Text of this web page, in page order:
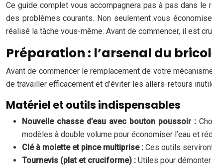
Ce guide complet vous accompagnera pas à pas dans
des problèmes courants. Non seulement vous
réalisé la tâche vous-même. Avant de commencer, il est
Préparation : l’arsenal du
Avant de commencer le remplacement de votre
de travailler efficacement et d’éviter les allers-retours
Matériel et outils indispensables
Nouvelle chasse d’eau avec bouton poussoir :
modèles à double volume pour économiser l’eau et
Clé à molette et pince multiprise : Ces outils
Tournevis (plat et cruciforme) : Utiles pour